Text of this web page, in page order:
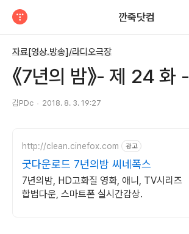
깐죽닷컴
자료[영상.방송]/라디오극장
《7년의 밤》- 제 24 화 -
김PDc 2018. 8. 3. 19:27
http://clean.cinefox.com 광고
굿다운로드 7년의밤 씨네폭스
7년의밤, HD고화질 영화, 애니, TV시리즈
합법다운, 스마트폰 실시간감상.